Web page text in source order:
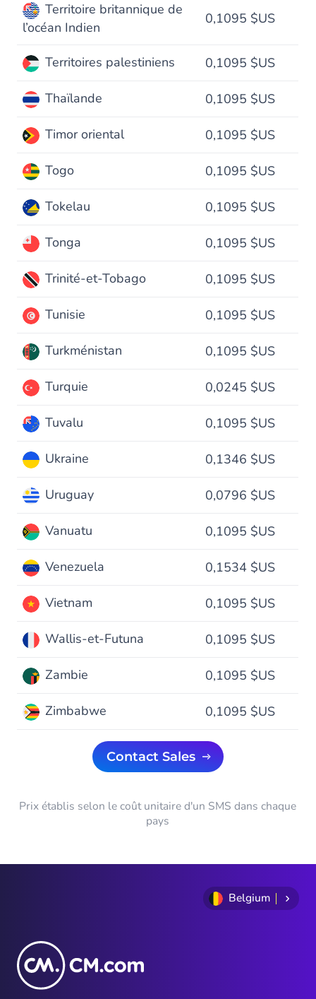
Territoire britannique de
l’océan Indien
0,1095 $US
Territoires palestiniens 0,1095 $US
Thaïlande 0,1095 $US
Timor oriental 0,1095 $US
Togo 0,1095 $US
Tokelau 0,1095 $US
Tonga 0,1095 $US
Trinité-et-Tobago 0,1095 $US
Tunisie 0,1095 $US
Turkménistan 0,1095 $US
Turquie 0,0245 $US
Tuvalu 0,1095 $US
Ukraine 0,1346 $US
Uruguay 0,0796 $US
Vanuatu 0,1095 $US
Venezuela 0,1534 $US
Vietnam 0,1095 $US
Wallis-et-Futuna 0,1095 $US
Zambie 0,1095 $US
Zimbabwe 0,1095 $US
Contact Sales
Prix établis selon le coût unitaire d'un SMS dans chaque
pays
Belgium